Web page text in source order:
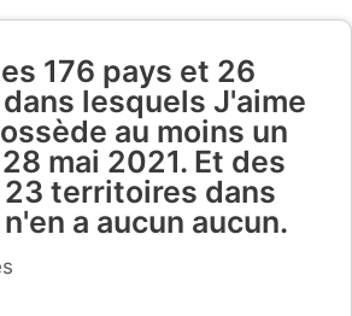
176 pays et 26
lesquels J'aime
au moins un
mai 2021. Et des
23 territoires dans
a aucun aucun.